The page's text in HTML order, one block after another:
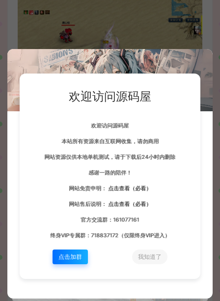
欢迎访问源码屋
欢迎访问源码屋
本站所有资源来自互联网收集，请勿商用
网站资源仅供本地单机测试，请于下载后24小时内删除
感谢一路的陪伴！
网站免责申明： 点击查看（必看）
网站售后说明： 点击查看（必看）
官方交流群：161077161
终身VIP专属群：718837172（仅限终身VIP进入）
点击加群 我知道了